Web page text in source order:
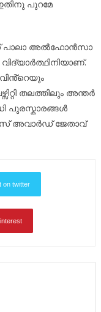
പുറമേ
പാലാ അൽഫോൻസാ
തലത്തിലും അന്തർ
പുരസ്കാരങ്ങൾ
അവാർഡ് ജേതാവ്
on twitter